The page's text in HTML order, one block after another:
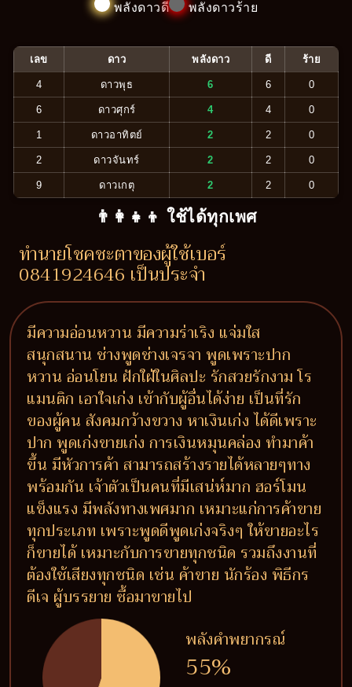
พลังดาวดี พลังดาวร้าย
เลข ดาว พลังดาว ดี ร้าย
4 ดาวพุธ 6 6 0
6 ดาวศุกร์ 4 4 0
1 ดาวอาทิตย์ 2 2 0
2 ดาวจันทร์ 2 2 0
9 ดาวเกตุ 2 2 0
👨‍👩‍👧‍👦 ใช้ได้ทุกเพศ
ทำนายโชคชะตาของผู้ใช้เบอร์
0841924646 เป็นประจำ
มีความอ่อนหวาน มีความร่าเริง แจ่มใส
สนุกสนาน ช่างพูดช่างเจรจา พูดเพราะปาก
หวาน อ่อนโยน ฝักใฝ่ในศิลปะ รักสวยรักงาม โร
แมนติก เอาใจเก่ง เข้ากับผู้อื่นได้ง่าย เป็นที่รัก
ของผู้คน สังคมกว้างขวาง หาเงินเก่ง ได้ดีเพราะ
ปาก พูดเก่งขายเก่ง การเงินหมุนคล่อง ทำมาค้า
ขึ้น มีหัวการค้า สามารถสร้างรายได้หลายๆทาง
พร้อมกัน เจ้าตัวเป็นคนที่มีเสน่ห์มาก ฮอร์โมน
แข็งแรง มีพลังทางเพศมาก เหมาะแก่การค้าขาย
ทุกประเภท เพราะพูดดีพูดเก่งจริงๆ ให้ขายอะไร
ก็ขายได้ เหมาะกับการขายทุกชนิด รวมถึงงานที่
ต้องใช้เสียงทุกชนิด เช่น ค้าขาย นักร้อง พิธีกร
ดีเจ ผู้บรรยาย ซื้อมาขายไป
พลังคำพยากรณ์
55%